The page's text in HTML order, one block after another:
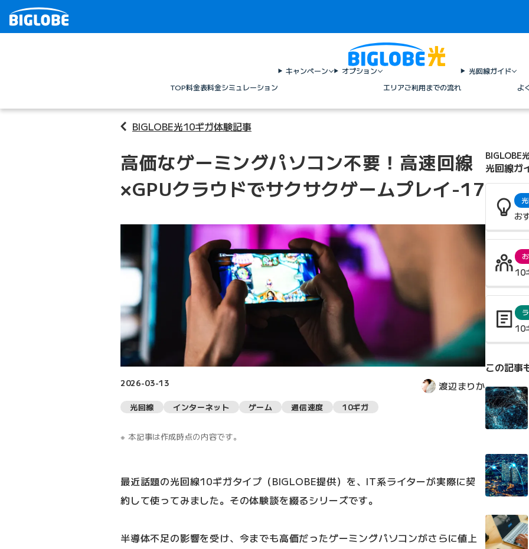
TOP料金表料金シミュレーション
キャンペーン
オプション
エリアご利用までの流れ
光回線ガイド
よ
BIGLOBE光10ギガ体験記事
高価なゲーミングパソコン不要！高速回線
×GPUクラウドでサクサクゲームプレイ-17
2026-03-13 渡辺まりか
光回線 インターネット ゲーム 通信速度 10ギガ
本記事は作成時点の内容です。
最近話題の光回線10ギガタイプ（BIGLOBE提供）を、IT系ライターが実際に契
約して使ってみました。その体験談を綴るシリーズです。
半導体不足の影響を受け、今までも高価だったゲーミングパソコンがさらに値上
BIGLOBE光
光回線ガ
お
10
10
この記事